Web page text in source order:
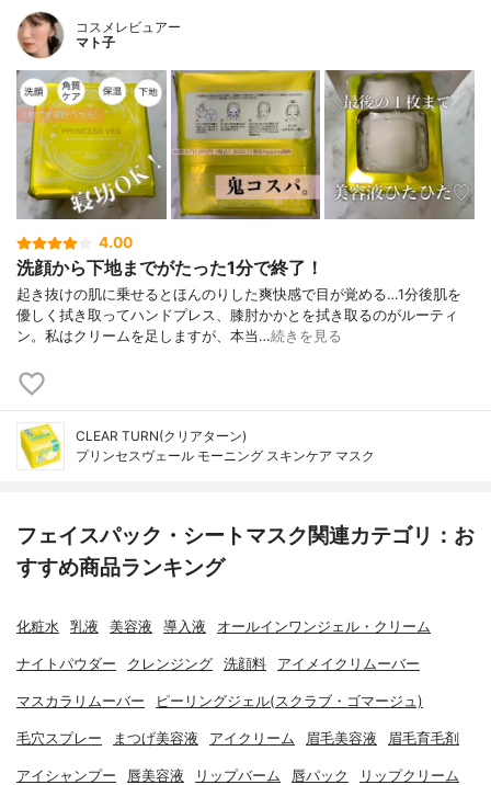
コスメレビュアー
マト子
4.00
洗顔から下地までがたった1分で終了！
起き抜けの肌に乗せるとほんのりした爽快感で目が覚める…1分後肌を
優しく拭き取ってハンドプレス、膝肘かかとを拭き取るのがルーティ
ン。私はクリームを足しますが、本当…続きを見る
CLEAR TURN(クリアターン)
プリンセスヴェール モーニング スキンケア マスク
フェイスパック・シートマスク関連カテゴリ：お
すすめ商品ランキング
化粧水 乳液 美容液 導入液 オールインワンジェル・クリーム
ナイトパウダー クレンジング 洗顔料 アイメイクリムーバー
マスカラリムーバー ピーリングジェル(スクラブ・ゴマージュ)
毛穴スプレー まつげ美容液 アイクリーム 眉毛美容液 眉毛育毛剤
アイシャンプー 唇美容液 リップバーム 唇パック リップクリーム